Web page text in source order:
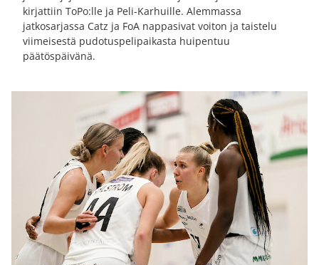
kirjattiin ToPo:lle ja Peli-Karhuille. Alemmassa
jatkosarjassa Catz ja FoA nappasivat voiton ja taistelu
viimeisestä pudotuspelipaikasta huipentuu
päätöspäivänä.